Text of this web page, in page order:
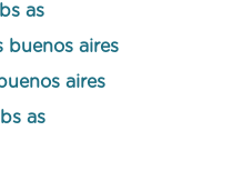
as
buenos aires
aires
as